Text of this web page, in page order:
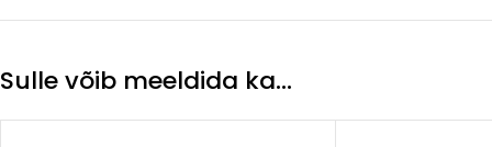
Sulle võib meeldida ka…